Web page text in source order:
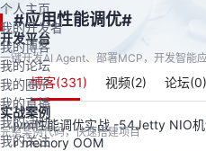
开发平台
一键开发AI Agent、部署MCP，开发智能
实战案例
完整案例代码，快速搭建项目
个人主页
我的开发者
我的博客
我的论坛
我的圈子
我的直播
我的活动
我的关注
#应用性能调优#
博客(331) 视频(2) 论坛(0)
jvm性能调优实战 -54Jetty NIO
r memory OOM